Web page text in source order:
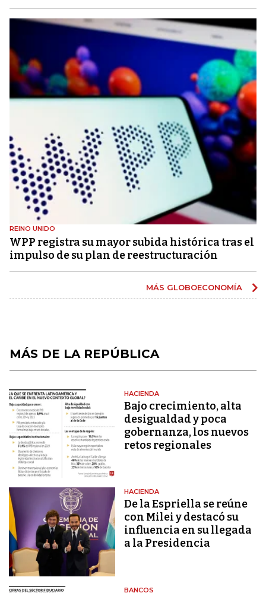
REINO UNIDO
WPP registra su mayor subida histórica tras el
impulso de su plan de reestructuración
MÁS GLOBOECONOMÍA
MÁS DE LA REPÚBLICA
HACIENDA
Bajo crecimiento, alta
desigualdad y poca
gobernanza, los nuevos
retos regionales
HACIENDA
De la Espriella se reúne
con Milei y destacó su
influencia en su llegada
a la Presidencia
BANCOS